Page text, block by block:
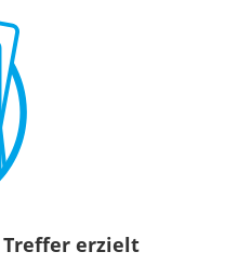
Treffer erzielt